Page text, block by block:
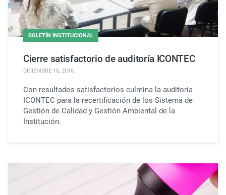
BOLETÍN INSTITUCIONAL
Cierre satisfactorio de auditoría ICONTEC
DICIEMBRE 16, 2016.
Con resultados satisfactorios culmina la auditoría
ICONTEC para la recertificación de los Sistema de
Gestión de Calidad y Gestión Ambiental de la
Institución.